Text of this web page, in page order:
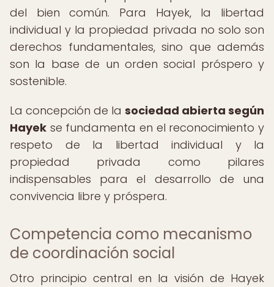
del bien común. Para Hayek, la libertad
individual y la propiedad privada no solo son
derechos fundamentales, sino que además
son la base de un orden social próspero y
sostenible.
La concepción de la sociedad abierta según
Hayek se fundamenta en el reconocimiento y
respeto de la libertad individual y la
propiedad privada como pilares
indispensables para el desarrollo de una
convivencia libre y próspera.
Competencia como mecanismo
de coordinación social
Otro principio central en la visión de Hayek